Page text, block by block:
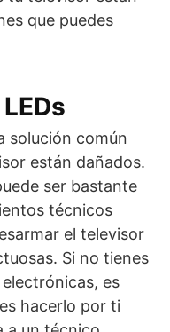
que puedes
solución común
están dañados.
ser bastante
técnicos
el televisor
Si no tienes
es
hacerlo por ti